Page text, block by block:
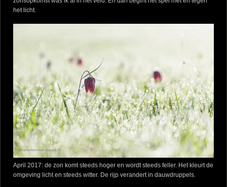
het licht.
April 2017: de zon komt steeds hoger en wordt steeds feller. Het kleurt de
omgeving licht en steeds witter. De rijp verandert in dauwdruppels.